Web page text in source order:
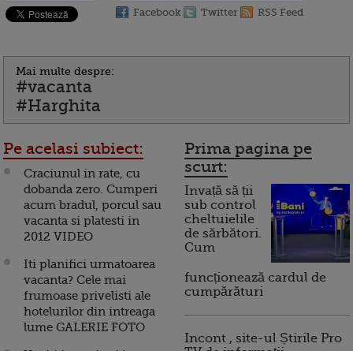
Facebook Twitter RSS Feed
Mai multe despre:
#vacanta
#Harghita
Pe acelasi subiect:
Craciunul in rate, cu
dobanda zero. Cumperi
acum bradul, porcul sau
vacanta si platesti in
2012 VIDEO
Iti planifici urmatoarea
vacanta? Cele mai
frumoase privelisti ale
hotelurilor din intreaga
lume GALERIE FOTO
Prima pagina pe
scurt:
Invață să ții
sub control
cheltuielile
de sărbători.
Cum
funcționează cardul de
cumpărături
Incont , site-ul Știrile Pro